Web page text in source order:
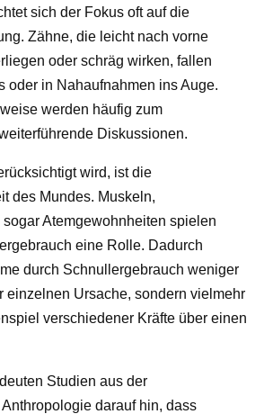
sich der Fokus oft auf die
Zähne, die leicht nach vorne
oder schräg wirken, fallen
oder in Nahaufnahmen ins Auge.
werden häufig zum
Diskussionen.
wird, ist die
des Mundes. Muskeln,
Atemgewohnheiten spielen
eine Rolle. Dadurch
durch Schnullergebrauch weniger
einzelnen Ursache, sondern vielmehr
verschiedener Kräfte über einen
Studien aus der
darauf hin, dass